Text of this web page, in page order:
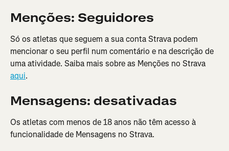
Menções: Seguidores
Só os atletas que seguem a sua conta Strava podem
mencionar o seu perfil num comentário e na descrição de
uma atividade. Saiba mais sobre as Menções no Strava
aqui.
Mensagens: desativadas
Os atletas com menos de 18 anos não têm acesso à
funcionalidade de Mensagens no Strava.